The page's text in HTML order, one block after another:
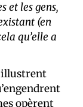
et les gens,
(en
qu’elle a
illustrent
opèrent